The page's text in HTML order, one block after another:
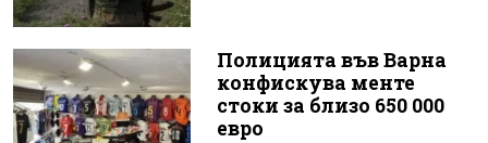
Полицията във Варна
конфискува менте
стоки за близо 650 000
евро